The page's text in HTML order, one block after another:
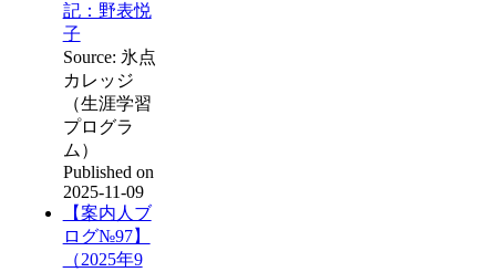
記：野表悦
子
Source: 氷点
カレッジ
（生涯学習
プログラ
ム）
Published on
2025-11-09
【案内人ブ
ログ№97】
（2025年9